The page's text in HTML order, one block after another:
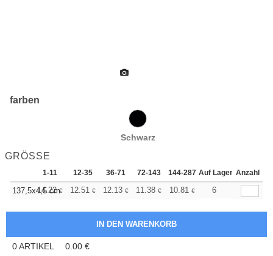
farben
Schwarz
GRÖSSE
1-11 12-35 36-71 72-143 144-287 288 + Mehr
Auf Lager Anzahl
137,5x4,5 cm
14.22 € 12.51 € 12.13 € 11.38 € 10.81 € 10.62
6
0ARTIKEL 0.00 €